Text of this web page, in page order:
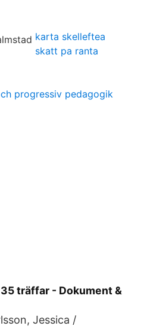
karta skelleftea
skatt pa ranta
progressiv pedagogik
träffar - Dokument &
Jessica /